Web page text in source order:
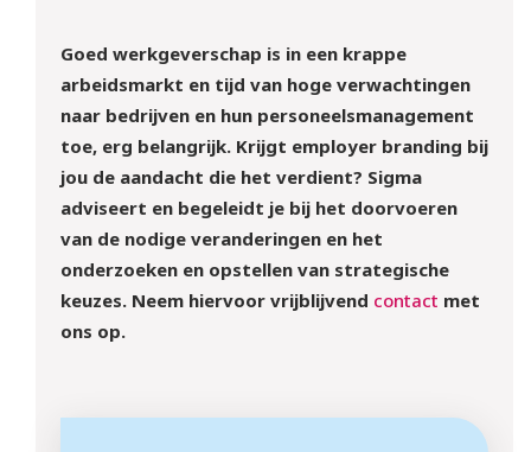
Goed werkgeverschap is in een krappe
arbeidsmarkt en tijd van hoge verwachtingen
naar bedrijven en hun personeelsmanagement
toe, erg belangrijk. Krijgt employer branding bij
jou de aandacht die het verdient? Sigma
adviseert en begeleidt je bij het doorvoeren
van de nodige veranderingen en het
onderzoeken en opstellen van strategische
keuzes. Neem hiervoor vrijblijvend contact met
ons op.